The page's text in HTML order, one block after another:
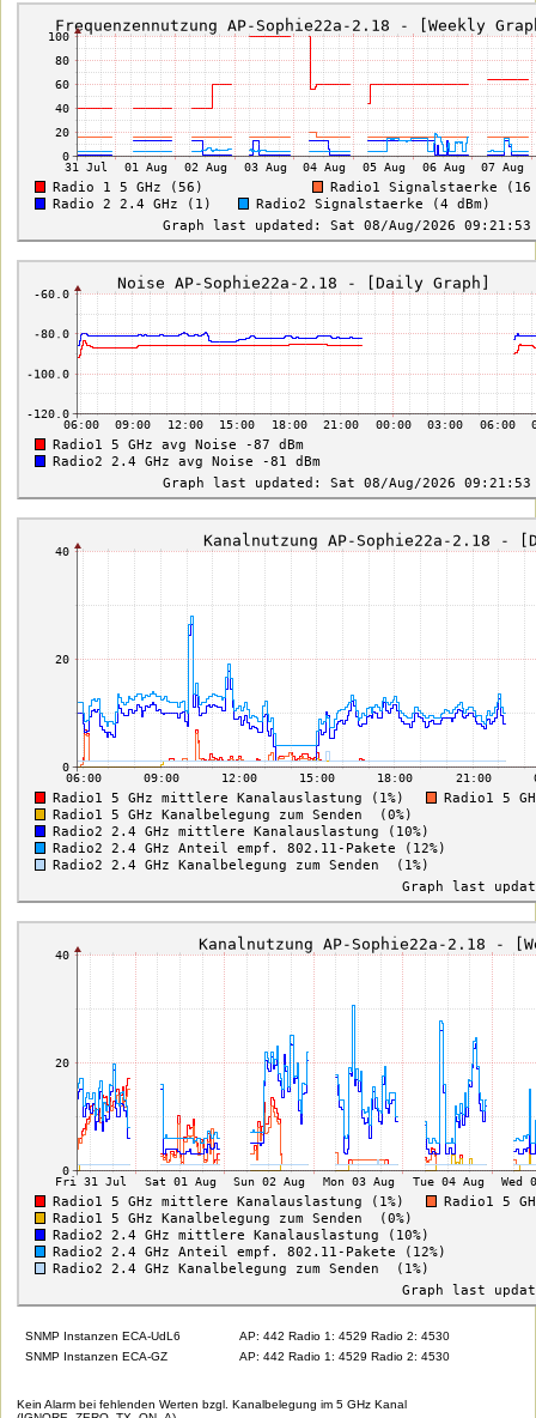
SNMP Instanzen ECA-UdL6
AP: 442 Radio 1: 4529 Radio 2: 4530
SNMP Instanzen ECA-GZ
AP: 442 Radio 1: 4529 Radio 2: 4530
Kein Alarm bei fehlenden Werten bzgl. Kanalbelegung im 5 GHz Kanal